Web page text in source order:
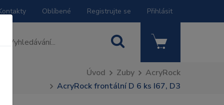
Oblíbené Registrujte se Přihlásit
Úvod Zuby
AcryRock
AcryRock frontální D 6 ks I67, D3